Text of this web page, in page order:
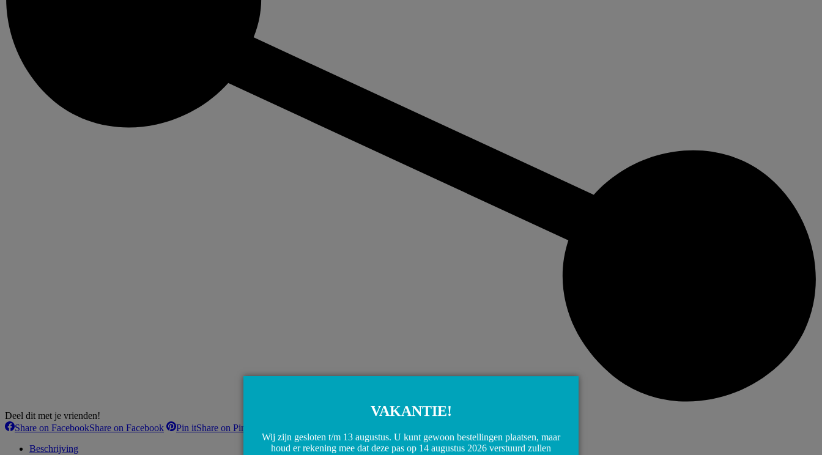
Deel dit met je vrienden!
Share on FacebookShare on Facebook Pin itShare on Pinterest
Beschrijving
VAKANTIE!
Wij zijn gesloten t/m 13 augustus. U kunt gewoon bestellingen plaatsen, maar
houd er rekening mee dat deze pas op 14 augustus 2026 verstuurd zullen